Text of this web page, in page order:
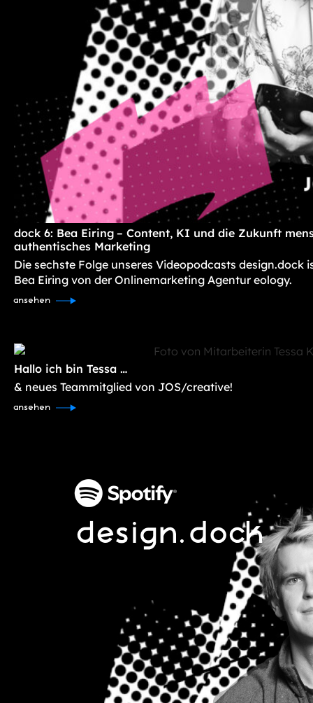
dock 6: Bea Eiring – Content, KI und die Zukunft
authentisches Marketing
Die sechste Folge unseres Videopodcasts design.dock
Bea Eiring von der Onlinemarketing Agentur eology.
ansehen
Hallo ich bin Tessa …
& neues Teammitglied von JOS/creative!
ansehen